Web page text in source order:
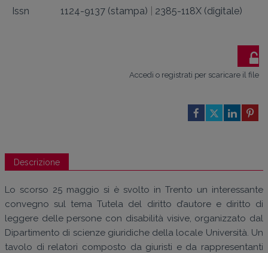
Issn
1124-9137 (stampa) 2385-118X (digitale)
Accedi o registrati per scaricare il file
Descrizione
Lo scorso 25 maggio si è svolto in Trento un interessante
convegno sul tema Tutela del diritto d’autore e diritto di
leggere delle persone con disabilità visive, organizzato dal
Dipartimento di scienze giuridiche della locale Università. Un
tavolo di relatori composto da giuristi e da rappresentanti